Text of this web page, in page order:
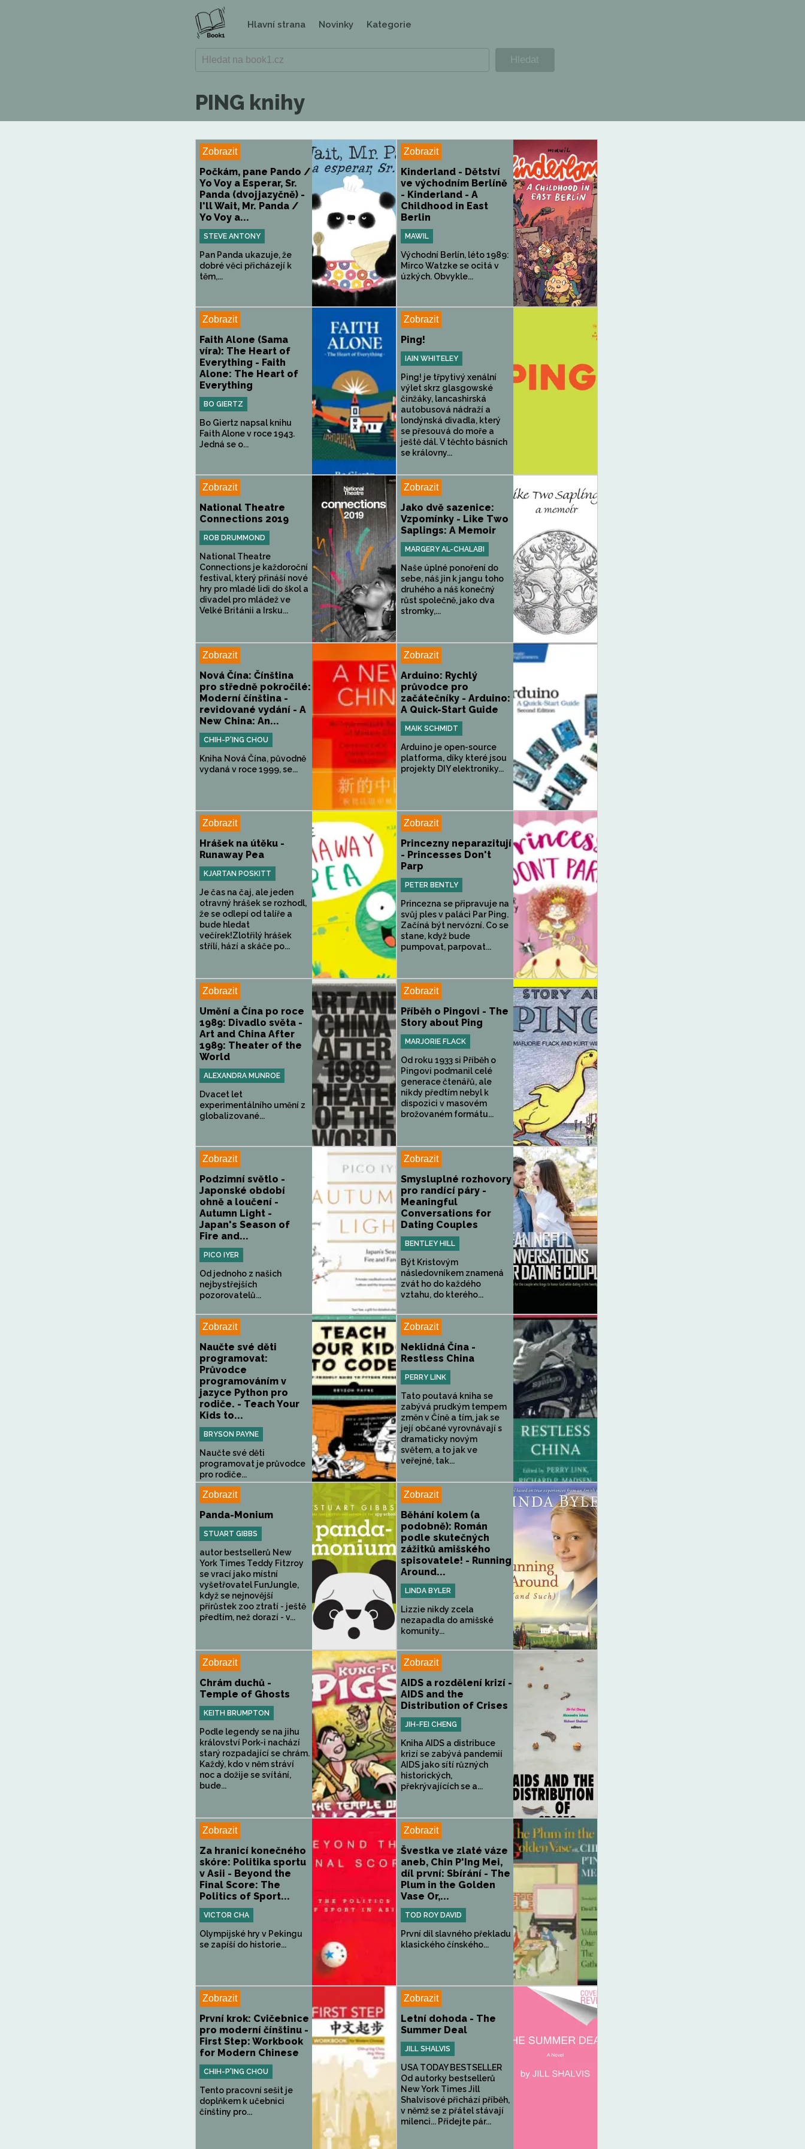
Hlavní strana Novinky Kategorie
PING knihy
Zobrazit
Počkám, pane Pando /
Yo Voy a Esperar, Sr.
Panda (dvojjazyčně) -
I'll Wait, Mr. Panda /
Yo Voy a...
STEVE ANTONY
Pan Panda ukazuje, že
dobré věci přicházejí k
těm,...
Zobrazit
Kinderland - Dětství
ve východním Berlíně
- Kinderland - A
Childhood in East
Berlin
MAWIL
Východní Berlín, léto 1989:
Mirco Watzke se ocitá v
úzkých. Obvykle...
Zobrazit
Faith Alone (Sama
víra): The Heart of
Everything - Faith
Alone: The Heart of
Everything
BO GIERTZ
Bo Giertz napsal knihu
Faith Alone v roce 1943.
Jedná se o...
Zobrazit
Ping!
IAIN WHITELEY
Ping! je třpytivý xenální
výlet skrz glasgowské
činžáky, lancashirská
autobusová nádraží a
londýnská divadla, který
se přesouvá do moře a
ještě dál. V těchto básních
se královny...
Zobrazit
National Theatre
Connections 2019
ROB DRUMMOND
National Theatre
Connections je každoroční
festival, který přináší nové
hry pro mladé lidi do škol a
divadel pro mládež ve
Velké Británii a Irsku...
Zobrazit
Jako dvě sazenice:
Vzpomínky - Like Two
Saplings: A Memoir
MARGERY AL-CHALABI
Naše úplné ponoření do
sebe, náš jin k jangu toho
druhého a náš konečný
růst společně, jako dva
stromky,...
Zobrazit
Nová Čína: Čínština
pro středně pokročilé:
Moderní čínština -
revidované vydání - A
New China: An...
CHIH-P'ING CHOU
Kniha Nová Čína, původně
vydaná v roce 1999, se...
Zobrazit
Arduino: Rychlý
průvodce pro
začátečníky - Arduino:
A Quick-Start Guide
MAIK SCHMIDT
Arduino je open-source
platforma, díky které jsou
projekty DIY elektroniky...
Zobrazit
Hrášek na útěku -
Runaway Pea
KJARTAN POSKITT
Je čas na čaj, ale jeden
otravný hrášek se rozhodl,
že se odlepí od talíře a
bude hledat
večírek!Zlotřilý hrášek
střílí, hází a skáče po...
Zobrazit
Princezny neparazitují
- Princesses Don't
Parp
PETER BENTLY
Princezna se připravuje na
svůj ples v paláci Par Ping.
Začíná být nervózní. Co se
stane, když bude
pumpovat, parpovat...
Zobrazit
Umění a Čína po roce
1989: Divadlo světa -
Art and China After
1989: Theater of the
World
ALEXANDRA MUNROE
Dvacet let
experimentálního umění z
globalizované...
Zobrazit
Příběh o Pingovi - The
Story about Ping
MARJORIE FLACK
Od roku 1933 si Příběh o
Pingovi podmanil celé
generace čtenářů, ale
nikdy předtím nebyl k
dispozici v masovém
brožovaném formátu...
Zobrazit
Podzimní světlo -
Japonské období
ohně a loučení -
Autumn Light -
Japan's Season of
Fire and...
PICO IYER
Od jednoho z našich
nejbystřejších
pozorovatelů...
Zobrazit
Smysluplné rozhovory
pro randící páry -
Meaningful
Conversations for
Dating Couples
BENTLEY HILL
Být Kristovým
následovníkem znamená
zvát ho do každého
vztahu, do kterého...
Zobrazit
Naučte své děti
programovat:
Průvodce
programováním v
jazyce Python pro
rodiče. - Teach Your
Kids to...
BRYSON PAYNE
Naučte své děti
programovat je průvodce
pro rodiče...
Zobrazit
Neklidná Čína -
Restless China
PERRY LINK
Tato poutavá kniha se
zabývá prudkým tempem
změn v Číně a tím, jak se
její občané vyrovnávají s
dramaticky novým
světem, a to jak ve
veřejné, tak...
Zobrazit
Panda-Monium
STUART GIBBS
autor bestsellerů New
York Times Teddy Fitzroy
se vrací jako místní
vyšetřovatel FunJungle,
když se nejnovější
přírůstek zoo ztratí - ještě
předtím, než dorazí - v...
Zobrazit
Běhání kolem (a
podobně): Román
podle skutečných
zážitků amišského
spisovatele! - Running
Around...
LINDA BYLER
Lizzie nikdy zcela
nezapadla do amišské
komunity...
Zobrazit
Chrám duchů -
Temple of Ghosts
KEITH BRUMPTON
Podle legendy se na jihu
království Pork-i nachází
starý rozpadající se chrám.
Každý, kdo v něm stráví
noc a dožije se svítání,
bude...
Zobrazit
AIDS a rozdělení krizí -
AIDS and the
Distribution of Crises
JIH-FEI CHENG
Kniha AIDS a distribuce
krizí se zabývá pandemií
AIDS jako sítí různých
historických,
překrývajících se a...
Zobrazit
Za hranicí konečného
skóre: Politika sportu
v Asii - Beyond the
Final Score: The
Politics of Sport...
VICTOR CHA
Olympijské hry v Pekingu
se zapíší do historie...
Zobrazit
Švestka ve zlaté váze
aneb, Chin P'Ing Mei,
díl první: Sbírání - The
Plum in the Golden
Vase Or,...
TOD ROY DAVID
První díl slavného překladu
klasického čínského...
Zobrazit
První krok: Cvičebnice
pro moderní čínštinu -
First Step: Workbook
for Modern Chinese
CHIH-P'ING CHOU
Tento pracovní sešit je
doplňkem k učebnici
čínštiny pro...
Zobrazit
Letní dohoda - The
Summer Deal
JILL SHALVIS
USA TODAY BESTSELLER
Od autorky bestsellerů
New York Times Jill
Shalvisové přichází příběh,
v němž se z přátel stávají
milenci... Přidejte pár...